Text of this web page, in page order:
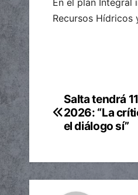
En el plan Integral
Recursos Hídricos
de
Salta tendrá
2026: “La
el diálogo sí”